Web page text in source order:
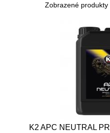
Zobrazené produkty
K2 APC NEUTRAL